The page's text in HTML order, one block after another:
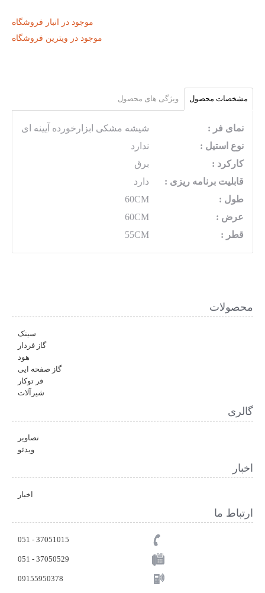
موجود در انبار فروشگاه
موجود در ویترین فروشگاه
مشخصات محصول ویژگی های محصول
نمای فر :
شیشه مشکی ابزارخورده آیینه ای
نوع استیل :
ندارد
کارکرد :
برق
قابلیت برنامه ریزی :
دارد
طول :
60CM
عرض :
60CM
قطر :
55CM
محصولات
سینک
گاز فردار
هود
گاز صفحه ایی
فر توکار
شیرآلات
گالری
تصاویر
ویدئو
اخبار
اخبار
ارتباط ما
37051015 - 051
051 - 37050529
09155950378